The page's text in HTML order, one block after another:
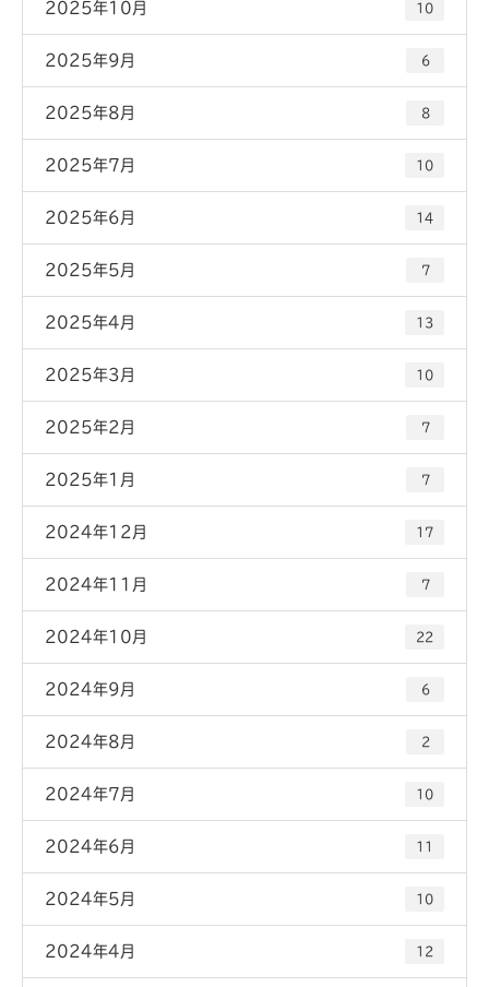
2025年10月 10
2025年9月 6
2025年8月 8
2025年7月 10
2025年6月 14
2025年5月 7
2025年4月 13
2025年3月 10
2025年2月 7
2025年1月 7
2024年12月 17
2024年11月 7
2024年10月 22
2024年9月 6
2024年8月 2
2024年7月 10
2024年6月 11
2024年5月 10
2024年4月 12